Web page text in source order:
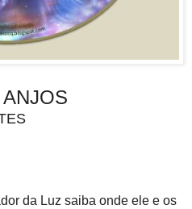
da Luz saiba onde ele e os